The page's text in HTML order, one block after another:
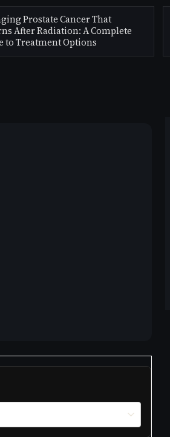
Prostate Cancer That
After Radiation: A Complete
to Treatment Options